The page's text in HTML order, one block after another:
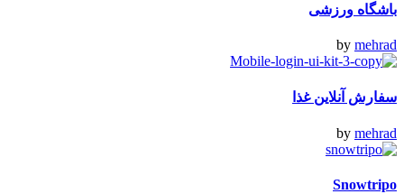
باشگاه ورزشی
by mehrad
سفارش آنلاین غذا
by mehrad
Snowtripo